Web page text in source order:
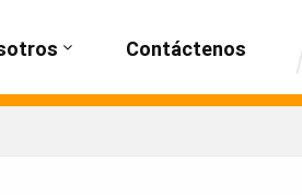
Contáctenos